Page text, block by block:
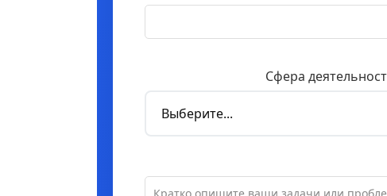
Сфера